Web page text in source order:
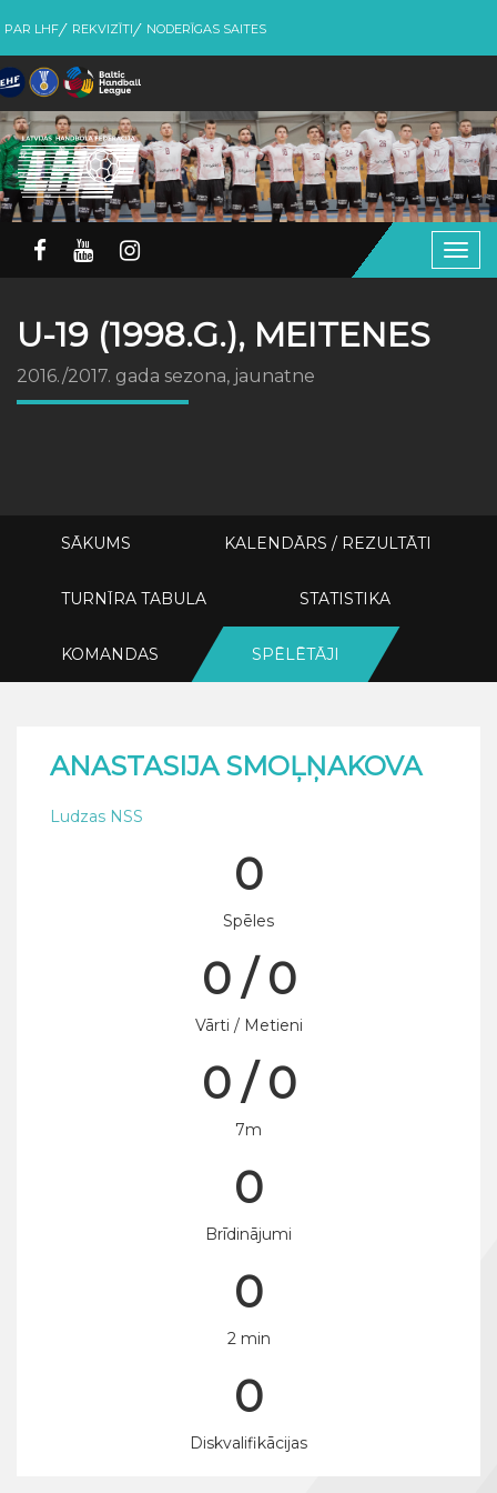
PAR LHF REKVIZĪTI NODERĪGAS SAITES
U-19 (1998.G.), MEITENES
2016./2017. gada sezona, jaunatne
SĀKUMS KALENDĀRS / REZULTĀTI
TURNĪRA TABULA STATISTIKA
KOMANDAS SPĒLĒTĀJI
ANASTASIJA SMOĻŅAKOVA
Ludzas NSS
0
Spēles
0 / 0
Vārti / Metieni
0 / 0
7m
0
Brīdinājumi
0
2 min
0
Diskvalifikācijas